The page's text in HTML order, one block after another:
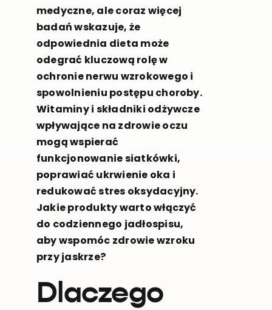
medyczne, ale coraz więcej
badań wskazuje, że
odpowiednia dieta może
odegrać kluczową rolę w
ochronie nerwu wzrokowego i
spowolnieniu postępu choroby.
Witaminy i składniki odżywcze
wpływające na zdrowie oczu
mogą wspierać
funkcjonowanie siatkówki,
poprawiać ukrwienie oka i
redukować stres oksydacyjny.
Jakie produkty warto włączyć
do codziennego jadłospisu,
aby wspomóc zdrowie wzroku
przy jaskrze?
Dlaczego